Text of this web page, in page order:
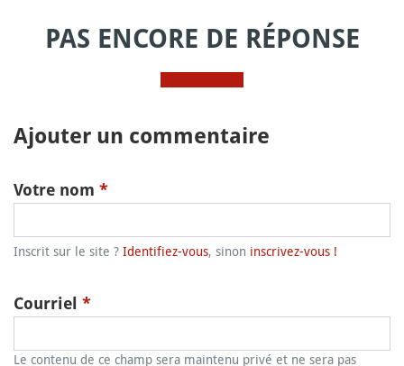
PAS ENCORE DE RÉPONSE
Ajouter un commentaire
Votre nom *
Inscrit sur le site ? Identifiez-vous, sinon inscrivez-vous !
Courriel *
Le contenu de ce champ sera maintenu privé et ne sera pas